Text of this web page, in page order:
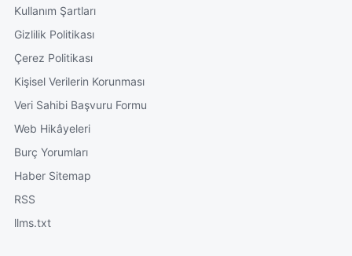
Kullanım Şartları
Gizlilik Politikası
Çerez Politikası
Kişisel Verilerin Korunması
Veri Sahibi Başvuru Formu
Web Hikâyeleri
Burç Yorumları
Haber Sitemap
RSS
llms.txt